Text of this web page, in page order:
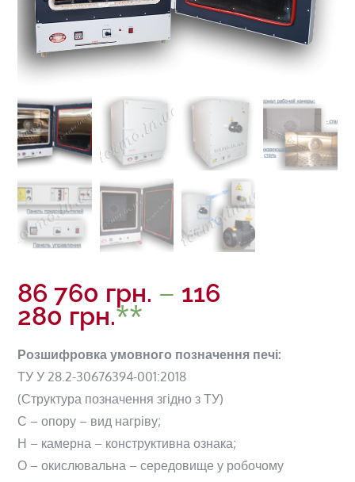
86 760 грн. – 116
280 грн.
Розшифровка умовного позначення печі:
ТУ У 28.2-30676394-001:2018
(Структура позначення згідно з ТУ)
С – опору – вид нагріву;
Н – камерна – конструктивна ознака;
О – окислювальна – середовище у робочому